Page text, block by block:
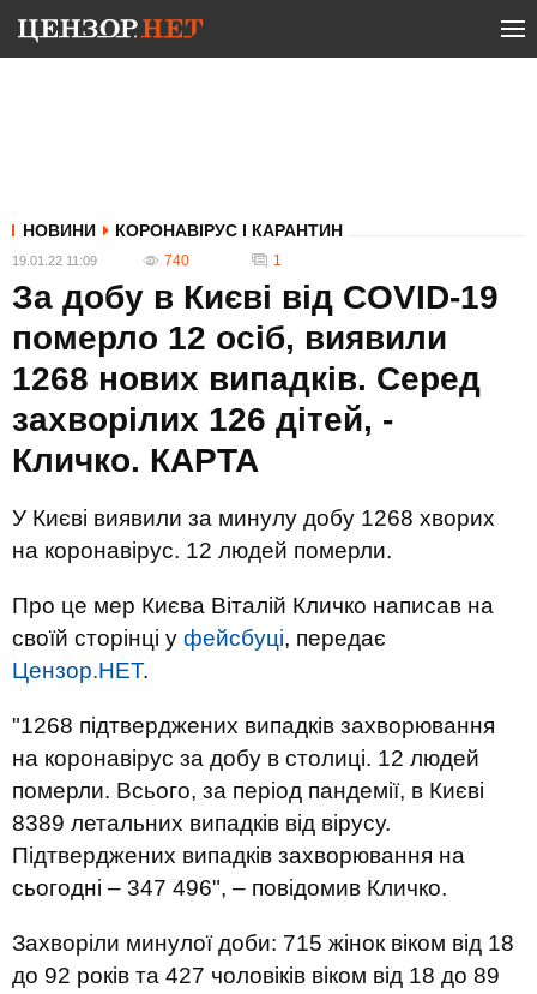
НОВИНИ КОРОНАВІРУС І КАРАНТИН
19.01.22 11:09 740 1
За добу в Києві від COVID-19
померло 12 осіб, виявили
1268 нових випадків. Серед
захворілих 126 дітей, -
Кличко. КАРТА
У Києві виявили за минулу добу 1268 хворих
на коронавірус. 12 людей померли.
Про це мер Києва Віталій Кличко написав на
своїй сторінці у фейсбуці, передає
Цензор.НЕТ.
"1268 підтверджених випадків захворювання
на коронавірус за добу в столиці. 12 людей
померли. Всього, за період пандемії, в Києві
8389 летальних випадків від вірусу.
Підтверджених випадків захворювання на
сьогодні – 347 496", – повідомив Кличко.
Захворіли минулої доби: 715 жінок віком від 18
до 92 років та 427 чоловіків віком від 18 до 89